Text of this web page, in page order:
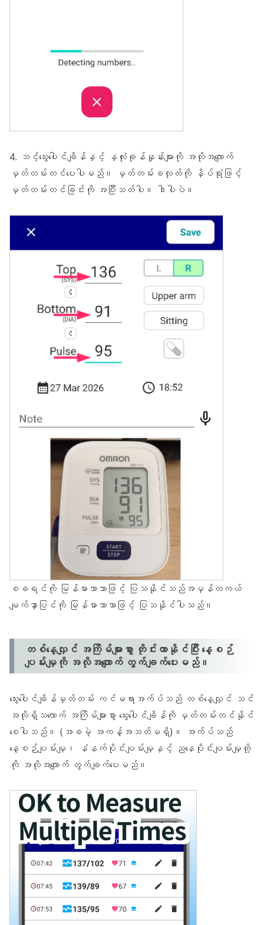
4. သင့်သွေးပေါင်ချိန်နှင့် နှလုံးခုန်နှုန်းများကို အလိုအလျောက်
မှတ်တမ်းတင်ပေးပါမည်။ မှတ်တမ်းခလုတ်ကို နှိပ်ရုံဖြင့်
မှတ်တမ်းတင်ခြင်းကို အပြီးသတ်ပါ။ ဒါပါပဲ။
စခရင်ကို မြန်မာဘာသာဖြင့် ပြသနိုင်သည်အမှန်တကယ်
မျက်နှာပြင်ကို မြန်မာဘာသာဖြင့် ပြသနိုင်ပါသည်။
တစ်နေ့လျှင် အကြိမ်များစွာ တိုင်းတာနိုင်ပြီး နေ့စဉ်
ပျမ်းမျှကို အလိုအလျောက် တွက်ချက်ပေးမည်။
သွေးပေါင်ချိန်မှတ်တမ်း ကင်မရာအက်ပ်သည် တစ်နေ့လျှင် သင်
အလိုရှိသလောက် အကြိမ်များစွာ သွေးပေါင်ချိန်ကို မှတ်တမ်းတင်နိုင်
စေပါသည်။ (အခမဲ့ အကန့်အသတ်မရှိ)။ အက်ပ်သည်
နေ့စဉ်ပျမ်းမျှ၊ နံနက်ပိုင်းပျမ်းမျှနှင့် ညနေပိုင်းပျမ်းမျှတို့
ကို အလိုအလျောက် တွက်ချက်ပေးမည်။